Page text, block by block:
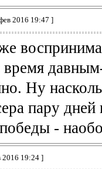
2016 19:47 ]
Ну
пару
-
19:24 ]